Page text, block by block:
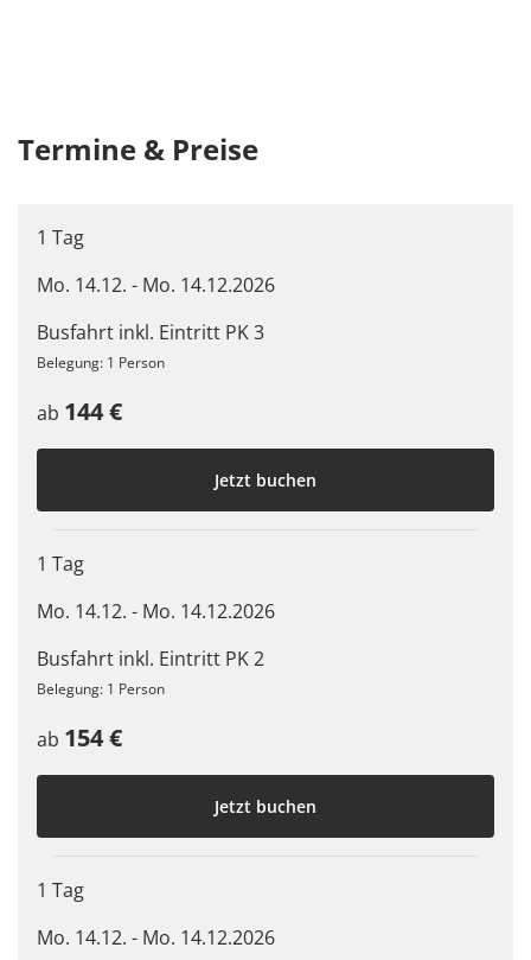
Termine & Preise
1 Tag
Mo. 14.12. - Mo. 14.12.2026
Busfahrt inkl. Eintritt PK 3
Belegung: 1 Person
ab 144 €
Jetzt buchen
1 Tag
Mo. 14.12. - Mo. 14.12.2026
Busfahrt inkl. Eintritt PK 2
Belegung: 1 Person
ab 154 €
Jetzt buchen
1 Tag
Mo. 14.12. - Mo. 14.12.2026